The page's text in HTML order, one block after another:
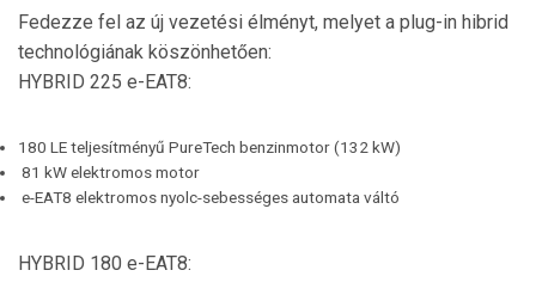
Fedezze fel az új vezetési élményt, melyet a plug-in hibrid
technológiának köszönhetően:
HYBRID 225 e-EAT8:
180 LE teljesítményű PureTech benzinmotor (132 kW)
81 kW elektromos motor
e-EAT8 elektromos nyolc-sebességes automata váltó
HYBRID 180 e-EAT8: